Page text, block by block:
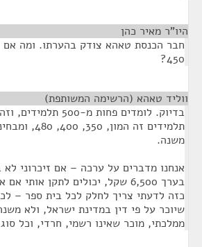
היו"ר מאיר כהן
450?
ווליד טאהא (הרשימה המשותפת)
משנה.
אנחנו מדברים על ערכה – אם זיכרוני
בערך 6,500 שקל, יכולים לתקן
כזה לדעתי צריך לחלק לכל בית ספר –
שיוכר על פי דין במדינת ישראל, ולא
ממלכתי, מוכר שאינו רשמי, חרדי, וכל